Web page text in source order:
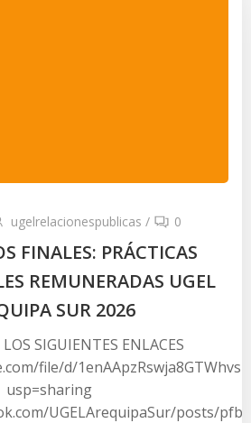
ugelrelacionespublicas / 0
FINALES: PRÁCTICAS
REMUNERADAS UGEL
SUR 2026
SIGUIENTES ENLACES
file/d/
usp=sharing
UGELArequipaSur/posts/